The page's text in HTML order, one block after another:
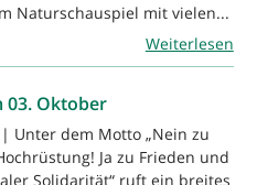
Naturschauspiel mit vielen...
Weiterlesen
03. Oktober
Unter dem Motto „Nein zu
Ja zu Frieden und
Solidarität“ ruft ein breites